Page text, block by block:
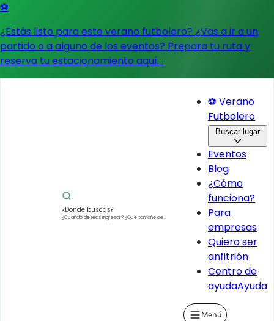
⚽
¿Estás listo para este verano futbolero? ¿Vas a ir a un
partido o a alguno de los eventos? Prepara tu ruta y
reserva tu estacionamiento aquí. .
¿Donde buscas?
¿Cuando deseas ingresar?¿Qué tamaño de
⚽ Verano
Futbolero
Buscar lugar
Eventos
Blog
¿Cómo
funciona?
Para
empresas
Quiero ser
anfitrión
Centro de
ayudaAyuda
Menú